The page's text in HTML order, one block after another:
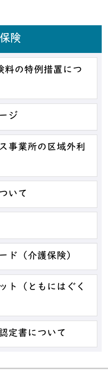
険
料の特例措置につ
ジ
事業所の区域外利
いて
ド（介護保険）
ト（ともにはぐく
定書について